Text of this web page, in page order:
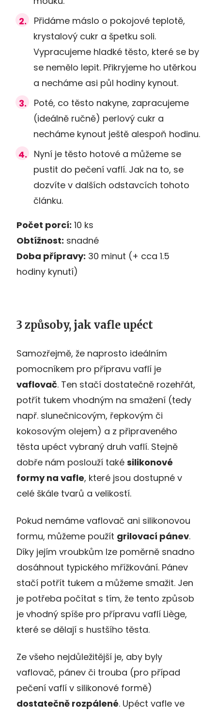
Přidáme máslo o pokojové teplotě,
krystalový cukr a špetku soli.
Vypracujeme hladké těsto, které se by
se nemělo lepit. Přikryjeme ho utěrkou
a necháme asi půl hodiny kynout.
Poté, co těsto nakyne, zapracujeme
(ideálně ručně) perlový cukr a
necháme kynout ještě alespoň hodinu.
Nyní je těsto hotové a můžeme se
pustit do pečení vaflí. Jak na to, se
dozvíte v dalších odstavcích tohoto
článku.
Počet porcí: 10 ks
Obtížnost: snadné
Doba přípravy: 30 minut (+ cca 1.5
hodiny kynutí)
3 způsoby, jak vafle upéct
Samozřejmě, že naprosto ideálním
pomocníkem pro přípravu vaflí je
vaflovač. Ten stačí dostatečně rozehřát,
potřít tukem vhodným na smažení (tedy
např. slunečnicovým, řepkovým či
kokosovým olejem) a z připraveného
těsta upéct vybraný druh vaflí. Stejně
dobře nám poslouží také silikonové
formy na vafle, které jsou dostupné v
celé škále tvarů a velikostí.
Pokud nemáme vaflovač ani silikonovou
formu, můžeme použít grilovací pánev.
Díky jejím vroubkům lze poměrně snadno
dosáhnout typického mřížkování. Pánev
stačí potřít tukem a můžeme smažit. Jen
je potřeba počítat s tím, že tento způsob
je vhodný spíše pro přípravu vaflí Liège,
které se dělají s hustšího těsta.
Ze všeho nejdůležitější je, aby byly
vaflovač, pánev či trouba (pro případ
pečení vaflí v silikonové formě)
dostatečně rozpálené. Upéct vafle ve